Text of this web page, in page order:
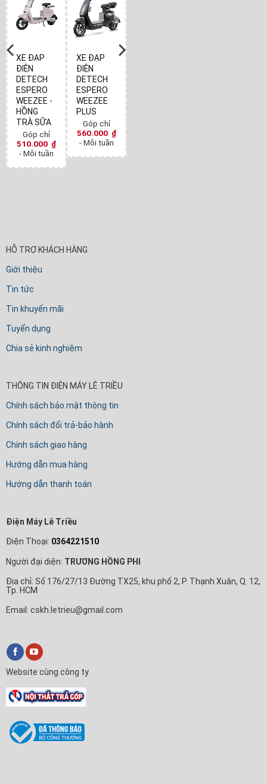
XE ĐẠP
ĐIỆN
DETECH
ESPERO
WEEZEE -
HỒNG
TRÀ SỮA
Góp chỉ
510.000 ₫
- Mỗi tuần
XE ĐẠP
ĐIỆN
DETECH
ESPERO
WEEZEE
PLUS
Góp chỉ
560.000 ₫
- Mỗi tuần
HỖ TRỢ KHÁCH HÀNG
Giới thiệu
Tin tức
Tin khuyến mãi
Tuyển dụng
Chia sẻ kinh nghiệm
THÔNG TIN ĐIỆN MÁY LÊ TRIỀU
Chính sách bảo mật thông tin
Chính sách đổi trả-bảo hành
Chính sách giao hàng
Hướng dẫn mua hàng
Hướng dẫn thanh toán
Điện Máy Lê Triều
Điện Thoại: 0364221510
Người đại diện: TRƯƠNG HỒNG PHI
Địa chỉ: Số 176/27/13 Đường TX25, khu phố 2, P. Thạnh Xuân, Q. 12,
Tp. HCM
Email: cskh.letrieu@gmail.com
Website cùng công ty
Nội Thất Trả Góp
Xin chào! Em là